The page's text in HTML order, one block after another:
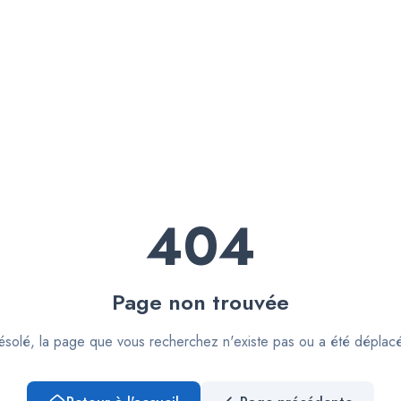
404
Page non trouvée
la page que vous recherchez n'existe pas ou a été